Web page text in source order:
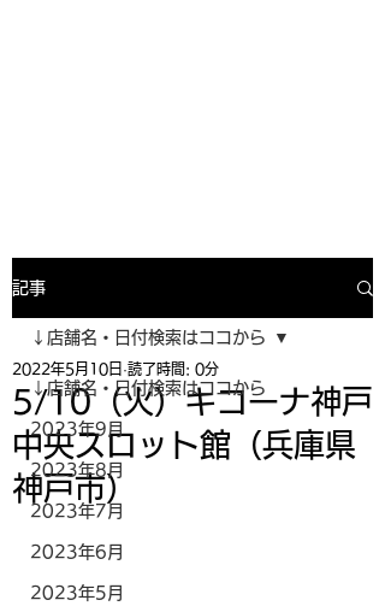
記事
↓店舗名・日付検索はココから
2023年9月
2023年8月
2023年7月
2023年6月
2023年5月
↓店舗名・日付検索はココから
5/10（火）キコーナ神戸
中央スロット館（兵庫県
神戸市）
2022年5月10日 読了時間: 0分